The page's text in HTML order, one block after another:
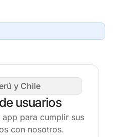
y Chile
usuarios
para cumplir sus
con nosotros.